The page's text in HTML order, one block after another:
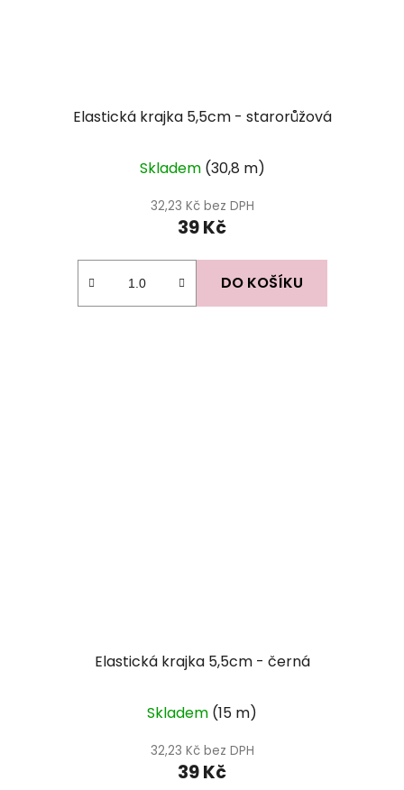
Elastická krajka 5,5cm - starorůžová
Skladem (30,8 m)
32,23 Kč bez DPH
39 Kč
DO KOŠÍKU
Elastická krajka 5,5cm - černá
Skladem (15 m)
32,23 Kč bez DPH
39 Kč